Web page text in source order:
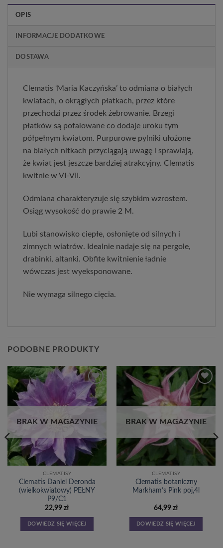
OPIS
INFORMACJE DODATKOWE
DOSTAWA
Clematis ‘Maria Kaczyńska’ to odmiana o białych
kwiatach, o okrągłych płatkach, przez które
przechodzi przez środek żebrowanie. Brzegi
płatków są pofalowane co dodaje uroku tym
półpełnym kwiatom. Purpurowe pylniki ułożone
na białych nitkach przyciągają uwagę i sprawiają,
że kwiat jest jeszcze bardziej atrakcyjny. Clematis
kwitnie w VI-VII.
Odmiana charakteryzuje się szybkim wzrostem.
Osiąg wysokość do prawie 2 M.
Lubi stanowisko ciepłe, osłonięte od silnych i
zimnych wiatrów. Idealnie nadaje się na pergole,
drabinki, altanki. Obfite kwitnienie ładnie
wówczas jest wyeksponowane.
Nie wymaga silnego cięcia.
PODOBNE PRODUKTY
Dodaj
do
listy
BRAK W MAGAZYNIE
CLEMATISY
Clematis Daniel Deronda
(wielkokwiatowy) PEŁNY
P9/C1
22,99 zł
DOWIEDZ SIĘ WIĘCEJ
Dodaj
do
listy
BRAK W MAGAZYNIE
CLEMATISY
Clematis botaniczny
Markham’s Pink poj,4l
64,99 zł
DOWIEDZ SIĘ WIĘCEJ